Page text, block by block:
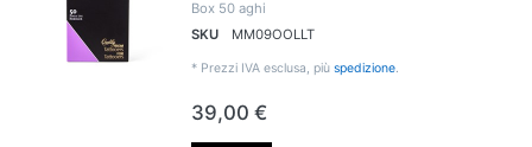
Box 50 aghi
SKU
MM09OOLLT
* Prezzi IVA esclusa, più spedizione.
39,00 €